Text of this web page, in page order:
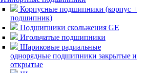
Корпусные подшипники (корпус +
подшипник)
Подшипники скольжения GE
Игольчатые подшипники
Шариковые радиальные
однорядные подшипники закрытые и
открытые